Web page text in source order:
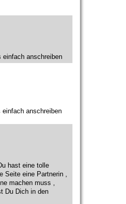
einfach anschreiben
einfach anschreiben
hast eine tolle
eine Partnerin ,
machen muss ,
Du Dich in den